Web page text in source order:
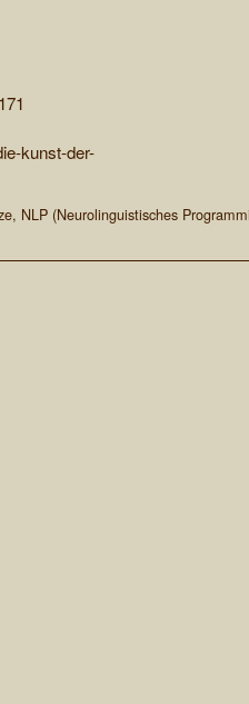
kunst-der-
, NLP (Neurolinguistisches